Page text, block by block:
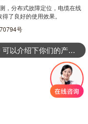
，分布式故障定位，电缆在线
了良好的使用效果。
号
可以介绍下你们的产品么？